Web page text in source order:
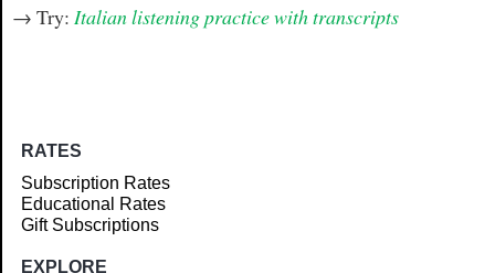
→ Try: Italian listening practice with transcripts
RATES
Subscription Rates
Educational Rates
Gift Subscriptions
EXPLORE